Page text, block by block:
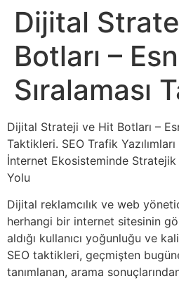
Dijital
Botları –
Sıralaması
Dijital Strateji ve Hit Botları –
Taktikleri. SEO Trafik
İnternet Ekosisteminde Stratejik
Yolu
Dijital reklamcılık ve web
herhangi bir internet sitesinin
aldığı kullanıcı yoğunluğu ve
SEO taktikleri, geçmişten
tanımlanan, arama